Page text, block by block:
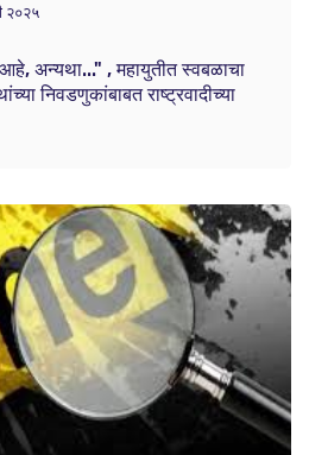
२०२५
अन्यथा..." , महायुतीत स्वबळाचा
निवडणुकांबाबत राष्ट्रवादीच्या